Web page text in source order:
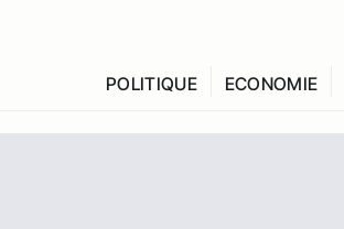
POLITIQUE ECONOMIE